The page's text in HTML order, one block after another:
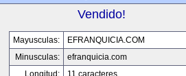
Vendido!
Mayusculas:
EFRANQUICIA.COM
Minusculas:
efranquicia.com
Longitud:
11 caracteres